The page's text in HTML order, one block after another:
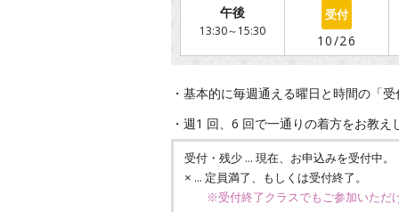
午後
13:30～15:30
○
10/26
・基本的に毎週通える曜日と時間の「
・週1 回、6 回で一通りの着方をお教
受付・残少 … 現在、お申込みを受付中。
× … 定員満了、もしくは受付終了。
※受付終了クラスでもご参加いただ